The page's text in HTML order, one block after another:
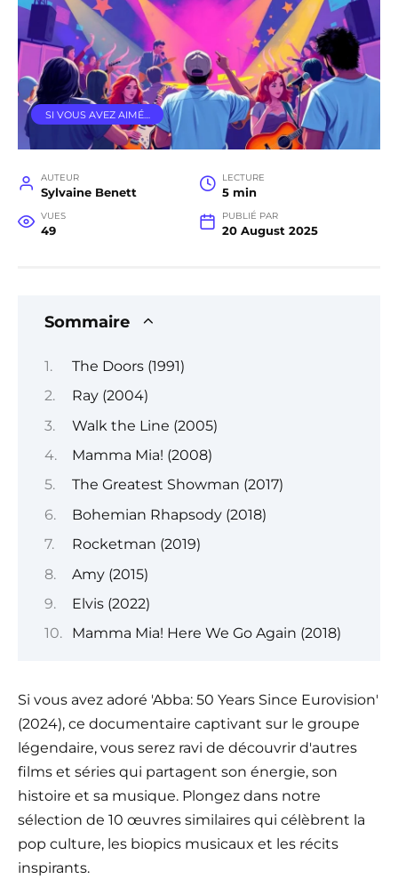
SI VOUS AVEZ AIMÉ…
AUTEUR
Sylvaine Benett
LECTURE
5 min
VUES
49
PUBLIÉ PAR
20 August 2025
Sommaire
The Doors (1991)
Ray (2004)
Walk the Line (2005)
Mamma Mia! (2008)
The Greatest Showman (2017)
Bohemian Rhapsody (2018)
Rocketman (2019)
Amy (2015)
Elvis (2022)
Mamma Mia! Here We Go Again (2018)
Si vous avez adoré 'Abba: 50 Years Since Eurovision'
(2024), ce documentaire captivant sur le groupe
légendaire, vous serez ravi de découvrir d'autres
films et séries qui partagent son énergie, son
histoire et sa musique. Plongez dans notre
sélection de 10 œuvres similaires qui célèbrent la
pop culture, les biopics musicaux et les récits
inspirants.